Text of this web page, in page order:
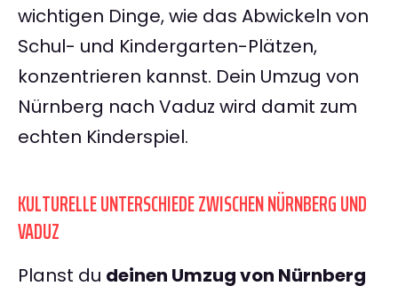
wichtigen Dinge, wie das Abwickeln von
Schul- und Kindergarten-Plätzen,
konzentrieren kannst. Dein Umzug von
Nürnberg nach Vaduz wird damit zum
echten Kinderspiel.
KULTURELLE UNTERSCHIEDE ZWISCHEN NÜRNBERG UND
VADUZ
Planst du deinen Umzug von Nürnberg